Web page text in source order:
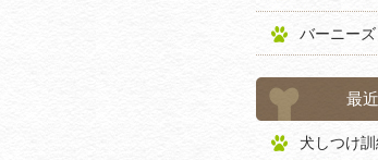
バーニーズ
最